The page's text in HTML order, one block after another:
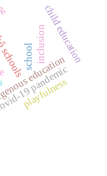
education
school child education
19 pandemic
inclusion
playfulness